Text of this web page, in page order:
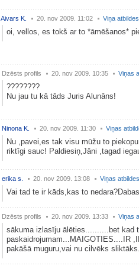
Aivars K. 20. nov 2009. 11:02 Viņa atbildes
oi, vellos, es tokš ar to *āmēšanos*
Dzēsts profils 20. nov 2009. 10:35 Viņas
????????
Nu jau tu kā tāds Juris Alunāns!
Ninona K. 20. nov 2009. 11:30 Viņas
Nu ,pavei,es tak visu mūžu to
riktīgi sauc! Paldiesiņ,Jāni ,tagad
erika s. 20. nov 2009. 13:08 Viņas atbildes
Vai tad te ir kāds,kas to
Dzēsts profils 20. nov 2009. 13:33 Viņas
sākuma izlasīju ālēties..........bet kad
paskaidrojumam...MAIGOTIES....IR
pakāšā muguru,vai nu cilvēks